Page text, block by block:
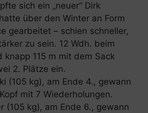
sich ein „neuer“ Dirk
über den Winter an Form
gearbeitet – schien schneller,
zu sein. 12 Wdh. beim
knapp 115 m mit dem Sack
2. Plätze ein.
(105 kg), am Ende 4., gewann
mit 7 Wiederholungen.
(105 kg), am Ende 6., gewann